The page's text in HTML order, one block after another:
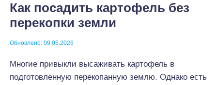
Как посадить картофель без
перекопки земли
Обновлено: 09.05.2026
Многие привыкли высаживать картофель в
подготовленную перекопанную землю. Однако есть